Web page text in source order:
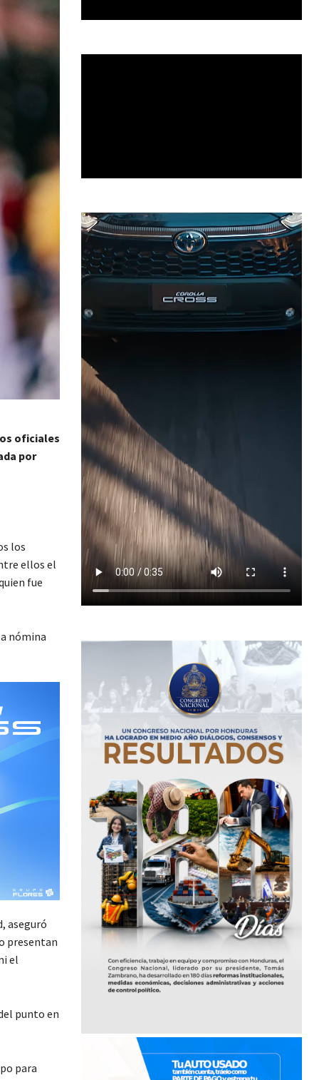
oficiales
por
los
ellos el
fue
nómina
aseguró
presentan
el
punto en
para